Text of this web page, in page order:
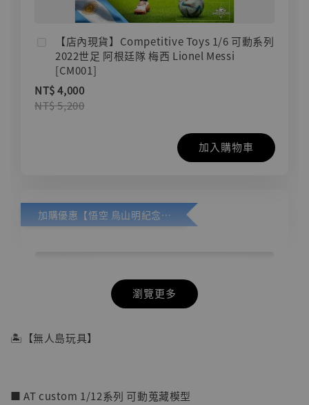
【店內現貨】Competitive Toys 1/6 可動系列
2022世足 阿根廷隊 梅西 Lionel Messi
[CM001]
NT$ 4,000
NT$ 5,200
加入購物車
加購優惠【悟空 鳥山明紀念款 [奇蹟工作室]】
瀏覽更多
🏝【無人島玩具】
■ AT custom 1/12系列 可動蒐藏模型